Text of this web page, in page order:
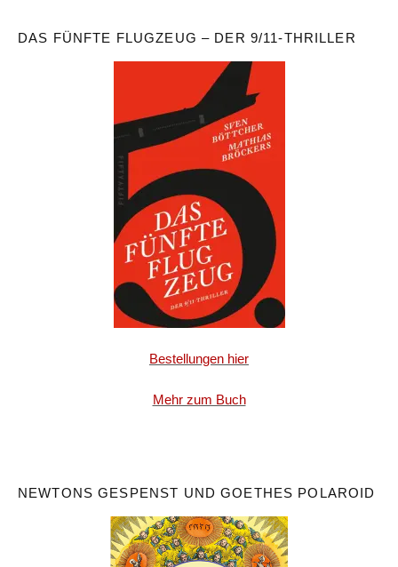
DAS FÜNFTE FLUGZEUG – DER 9/11-THRILLER
Bestellungen hier
Mehr zum Buch
NEWTONS GESPENST UND GOETHES POLAROID